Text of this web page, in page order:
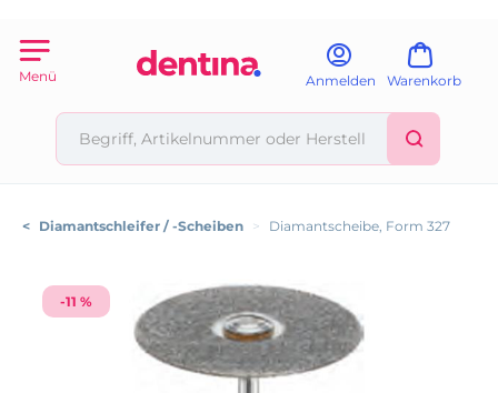
Menü Anmelden Warenkorb
< Diamantschleifer / -Scheiben > Diamantscheibe, Form 327
-11 %